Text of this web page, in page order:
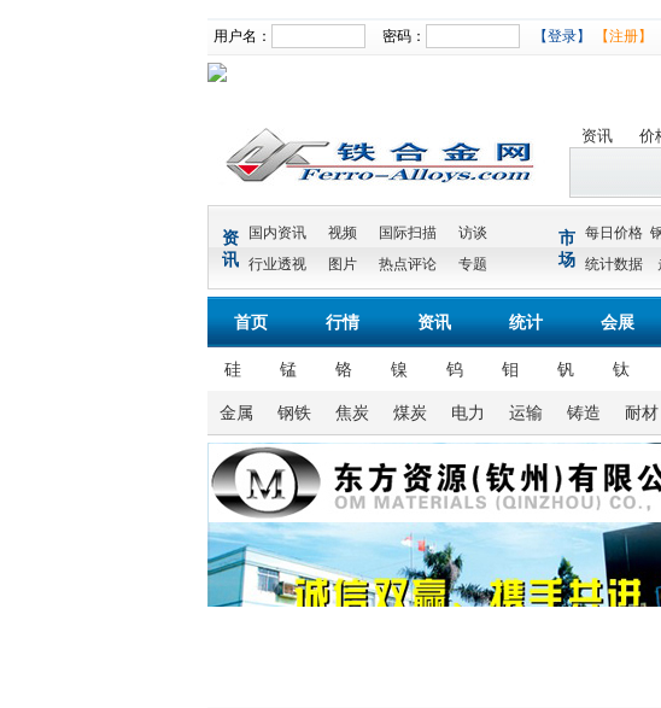
用户名： 密码： 【登录】 【注册】
资讯 价
资
讯
国内资讯 视频 国际扫描
访谈
行业透视
图片 热点评论 专题
市
场
每日价格
统计数据
首页 行情 资讯 统计 会展
硅 锰 铬 镍 钨 钼 钒 钛
金属 钢铁 焦炭 煤炭 电力 运输 铸造 耐材